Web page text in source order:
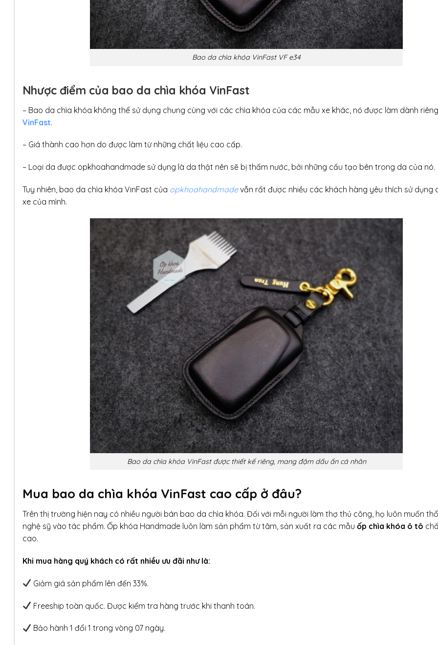
Bao da chìa khóa VinFast VF e34
Nhược điểm của bao da chìa khóa VinFast
– Bao da chìa khóa không thể sử dụng chung cùng với các chìa khóa của các mẫu xe khác, nó được làm dành
VinFast.
– Giá thành cao hơn do được làm từ những chất liệu cao cấp.
– Loại da được opkhoahandmade sử dụng là da thật nên sẽ bị thấm nước, bởi những cấu tạo bên trong da của nó.
Tuy nhiên, bao da chìa khóa VinFast của opkhoahandmadevẫn rất được nhiều các khách hàng yêu thích sử dụng
xe của mình.
Bao da chìa khóa VinFast được thiết kế riêng, mang đậm dấu ấn cá nhân
Mua bao da chìa khóa VinFast cao cấp ở đâu?
Trên thị trường hiện nay có nhiều người bán bao da chìa khóa. Đối với mỗi người làm thợ thủ công, họ luôn muốn
nghệ sỹ vào tác phẩm. Ốp khóa Handmade luôn làm sản phẩm từ tâm, sản xuất ra các mẫu ốp chìa khóa ô tô
cao.
Khi mua hàng quý khách có rất nhiều ưu đãi như là:
Giảm giá sản phẩm lên đến 33%.
Freeship toàn quốc. Được kiểm tra hàng trước khi thanh toán.
Bảo hành 1 đổi 1 trong vòng 07 ngày.